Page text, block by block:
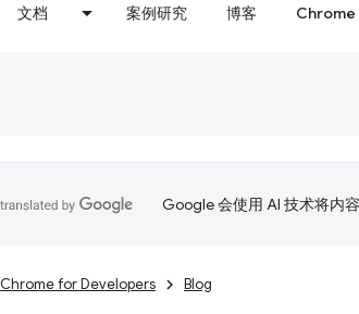
文档 案例研究 博客 Chrome
Google 会使用 AI 技术将内
Chrome for Developers Blog